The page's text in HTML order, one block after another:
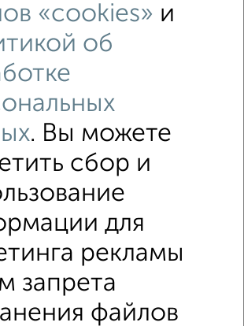
ценой
с ценой ниже
СНТ
район без посредников
Цена до 200 000 руб.
Цена до 400 000 руб.
«cookies» и
об
. Вы можете
сбор и
для
рекламы
запрета
файлов